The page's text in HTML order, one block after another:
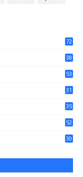
72
38
53
31
35
52
30